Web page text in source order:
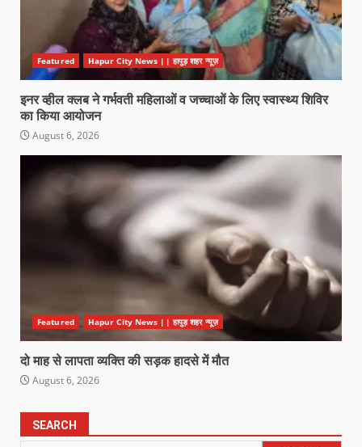
Featured Hapur City News || हापुड़ शहर न्यूज़
इनर व्हील क्लब ने गर्भवती महिलाओं व जच्चाओं के लिए स्वास्थ्य शिविर
का किया आयोजन
August 6, 2026
Featured Hapur City News || हापुड़ शहर न्यूज़
दो माह से लापता व्यक्ति की सड़क हादसे में मौत
August 6, 2026
SEARCH